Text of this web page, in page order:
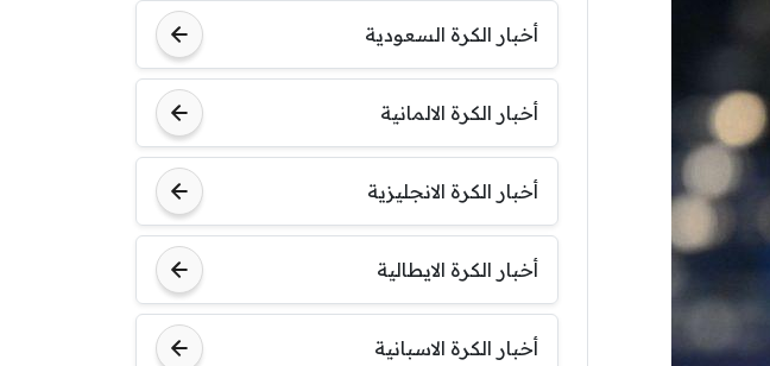
أخبار الكرة السعودية
أخبار الكرة الالمانية
أخبار الكرة الانجليزية
أخبار الكرة الايطالية
أخبار الكرة الاسبانية